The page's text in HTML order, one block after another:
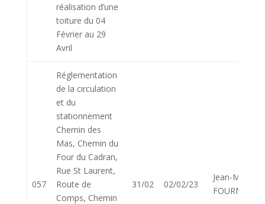
réalisation d’une
toiture du 04
Février au 29
Avril
057
Réglementation
de la circulation
et du
stationnement
Chemin des
Mas, Chemin du
Four du Cadran,
Rue St Laurent,
Route de
Comps, Chemin
31/02 02/02/23
Jean-Marie
FOURNIER